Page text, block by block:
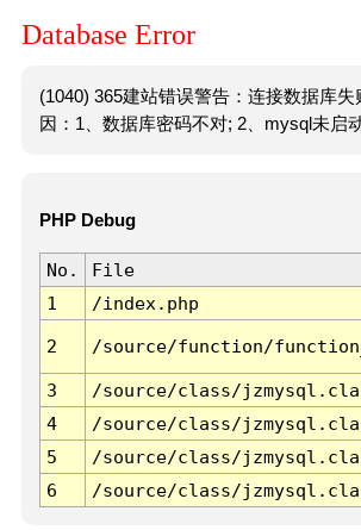
Database Error
(1040) 365建站错误警告：连接数据库失
因：1、数据库密码不对; 2、mysql未启动
PHP Debug
No. File
1
/index.php
2 /source/function/
3 /source/class/
4
/source/class/
5
/source/class/
6
/source/class/